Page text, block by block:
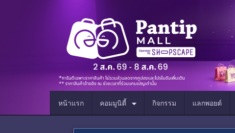
หน้าแรก คอมมูนิตี้ กิจกรรม แลกพอยต์